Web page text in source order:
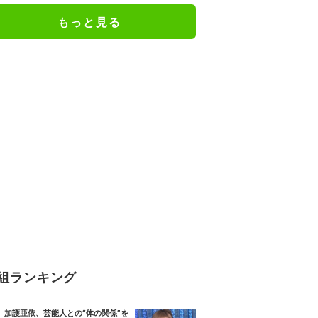
もっと見る
ランキング
加護亜依、芸能人との“体の関係”を